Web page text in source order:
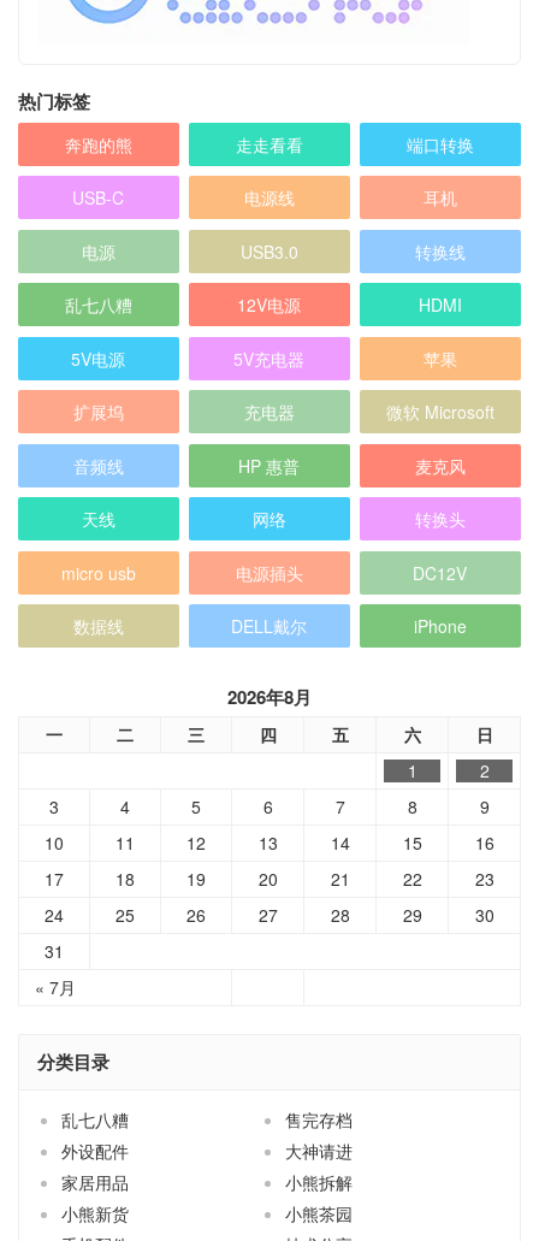
热门标签
奔跑的熊 走走看看 端口转换
USB-C 电源线 耳机
电源 USB3.0 转换线
乱七八糟 12V电源 HDMI
5V电源 5V充电器 苹果
扩展坞 充电器 微软 Microsoft
音频线 HP 惠普 麦克风
天线 网络 转换头
micro usb 电源插头 DC12V
数据线 DELL戴尔 iPhone
2026年8月
一 二 三 四 五 六 日
« 7月
1
2
3
4 5 6 7 8
9
10
11 12 13 14 15
16
17
18 19 20 21 22
23
24
25 26 27 28 29
30
31
分类目录
乱七八糟
售完存档
外设配件
大神请进
家居用品
小熊拆解
小熊新货
小熊茶园